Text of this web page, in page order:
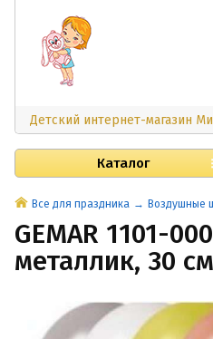
Детский интернет-магазин
Каталог
Все для праздника Воздушные
GEMAR 1101-
металлик, 30